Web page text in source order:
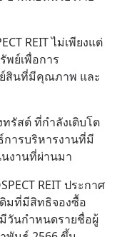
REIT ไม่เพียงแต่
พย์เพื่อการ
สินที่มีคุณภาพ และ
ทรัสต์ ที่กำลังเติบโต
การบริหารงานที่มี
งานที่ผ่านมา
REIT ประกาศ
มที่มีสิทธิจองซื้อ
วันกำหนดรายชื่อผู้